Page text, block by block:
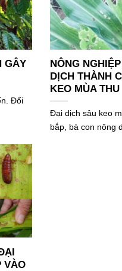
GÂY
Đối
NÔNG
DỊCH THÀNH
KEO MÙA THU
Đại dịch sâu keo
bắp, bà con nông
VÀO